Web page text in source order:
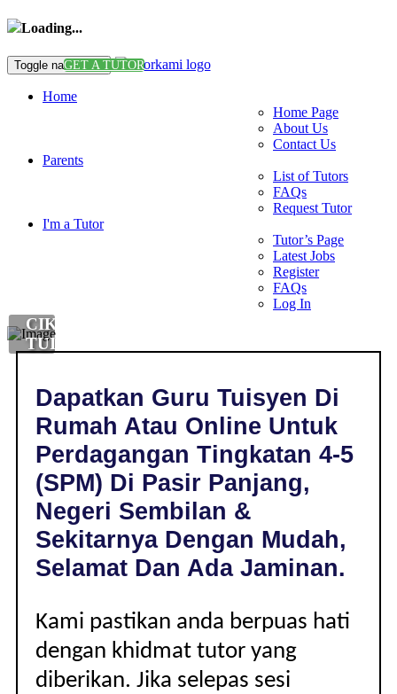
Loading...
Toggle navigationGET A TUTOR
Home
Home Page
About Us
Contact Us
Parents
List of Tutors
FAQs
Request Tutor
I'm a Tutor
Tutor’s Page
Latest Jobs
Register
FAQs
Log In
CIKGU
TUISYEN
PASIR
PANJANG,
NEGERI
SEMBILAN
TINGKATAN
4-
(SPM)
Dapatkan Guru Tuisyen Di
Rumah Atau Online Untuk
Perdagangan Tingkatan 4-5
(SPM) Di Pasir Panjang,
Negeri Sembilan &
Sekitarnya Dengan Mudah,
Selamat Dan Ada Jaminan.
Kami pastikan anda berpuas hati
dengan khidmat tutor yang
diberikan. Jika selepas sesi